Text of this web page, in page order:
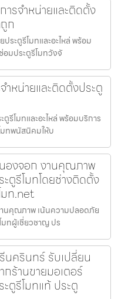
รจำหน่ายและติดตั้ง
ก
ระตูรีโมทและอะไหล่ พร้อม
มประตูรีโมทวังจั
หน่ายและติดตั้งประตู
รีโมทและอะไหล่ พร้อมบริการ
ทพนัสนิคมให้บ
องจอก งานคุณภาพ
ตูรีโมทโดยช่างติดตั้ง
ท.net
นคุณภาพ เน้นความปลอดภัย
ทผู้เชี่ยวชาญ ปร
นครินทร์ รับเปลี่ยน
ร้านขายมอเตอร์
ตูรีโมทแท้ ประตู